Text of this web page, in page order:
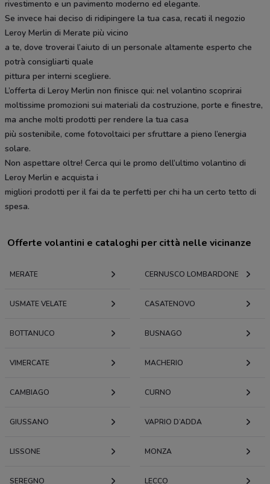
rivestimento e un pavimento moderno ed elegante.
Se invece hai deciso di ridipingere la tua casa, recati il negozio
Leroy Merlin di Merate più vicino
a te, dove troverai l’aiuto di un personale altamente esperto che
potrà consigliarti quale
pittura per interni scegliere.
L’offerta di Leroy Merlin non finisce qui: nel volantino scoprirai
moltissime promozioni sui materiali da costruzione, porte e finestre,
ma anche molti prodotti per rendere la tua casa
più sostenibile, come fotovoltaici per sfruttare a pieno l’energia
solare.
Non aspettare oltre! Cerca qui le promo dell’ultimo volantino di
Leroy Merlin e acquista i
migliori prodotti per il fai da te perfetti per chi ha un certo tetto di
spesa.
Offerte volantini e cataloghi per città nelle vicinanze
MERATE CERNUSCO LOMBARDONE
USMATE VELATE CASATENOVO
BOTTANUCO BUSNAGO
VIMERCATE MACHERIO
CAMBIAGO CURNO
GIUSSANO VAPRIO D’ADDA
LISSONE MONZA
SEREGNO LECCO